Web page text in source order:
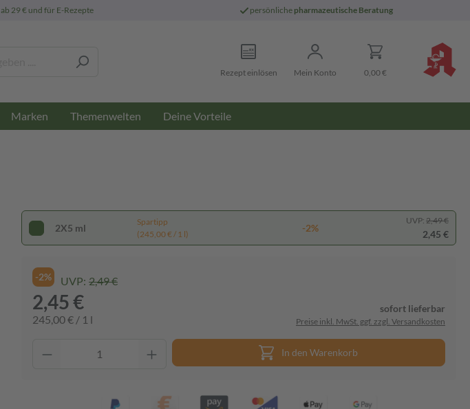
ab 29 € und für E-Rezepte persönliche pharmazeutische Beratung
Rezept einlösen Mein Konto 0,00 €
Marken Themenwelten Deine Vorteile
2X5 ml
Spartipp
(245,00 € / 1 l)
-2%
UVP: 2,49 €
2,45 €
-2% UVP: 2,49 €
2,45 €
245,00 € / 1 l
sofort lieferbar
Preise inkl. MwSt. ggf. zzgl. Versandkosten
In den Warenkorb